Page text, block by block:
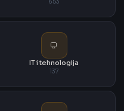
IT i tehnologija
137